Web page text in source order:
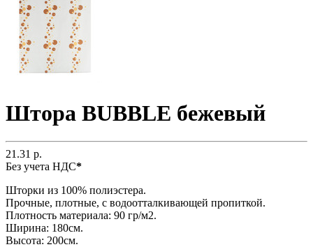
Штора BUBBLE бежевый
21.31 р.
Без учета НДС*
Шторки из 100% полиэстера.
Прочные, плотные, с водоотталкивающей пропиткой.
Плотность материала: 90 гр/м2.
Ширина: 180см.
Высота: 200см.